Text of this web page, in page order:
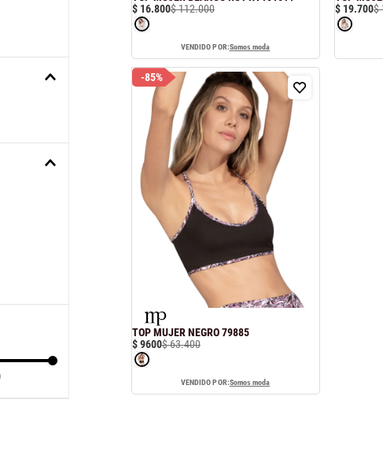
$ 16.800$112.000
VENDIDO POR:Somos moda
$ 19.700$
-85%
TOP MUJER NEGRO 79885
$ 9600$63.400
VENDIDO POR:Somos moda